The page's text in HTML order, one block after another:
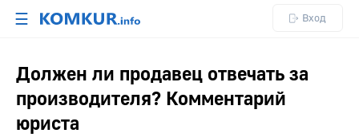
☰ Вход
Должен ли продавец отвечать за
производителя? Комментарий
юриста